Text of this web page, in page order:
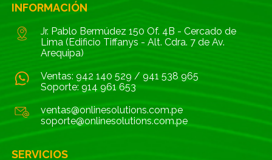
INFORMACIÓN
Jr. Pablo Bermúdez 150 Of. 4B - Cercado de
Lima (Edificio Tiffanys - Alt. Cdra. 7 de Av.
Arequipa)
Ventas: 942 140 529 / 941 538 965
Soporte: 914 961 653
ventas@onlinesolutions.com.pe
soporte@onlinesolutions.com.pe
SERVICIOS